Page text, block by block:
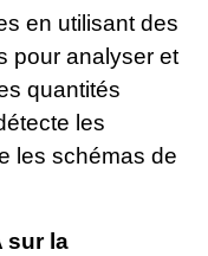
en utilisant des
pour analyser et
quantités
les
les schémas de
sur la